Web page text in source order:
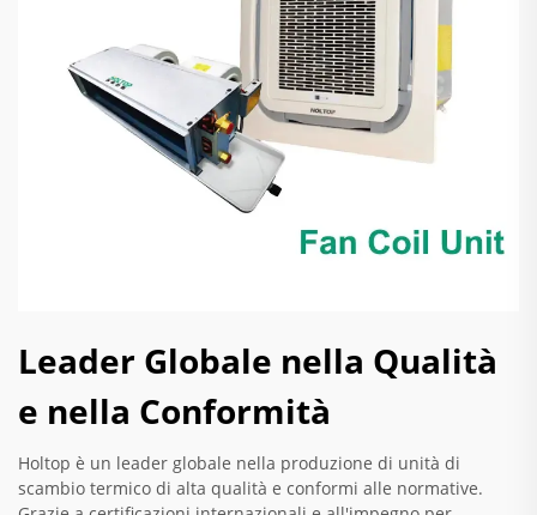
Leader Globale nella Qualità
e nella Conformità
Holtop è un leader globale nella produzione di unità di
scambio termico di alta qualità e conformi alle normative.